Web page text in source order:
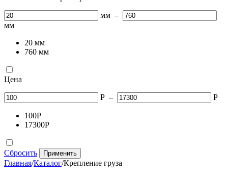
мм –
мм
20 мм
760 мм
Цена
Р – Р
100Р
17300Р
Сбросить Применить
Главная/Каталог/Крепление груза